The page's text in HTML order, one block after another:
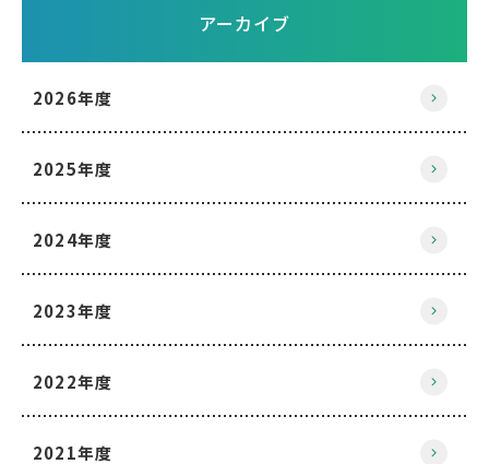
アーカイブ
2026年度
2025年度
2024年度
2023年度
2022年度
2021年度